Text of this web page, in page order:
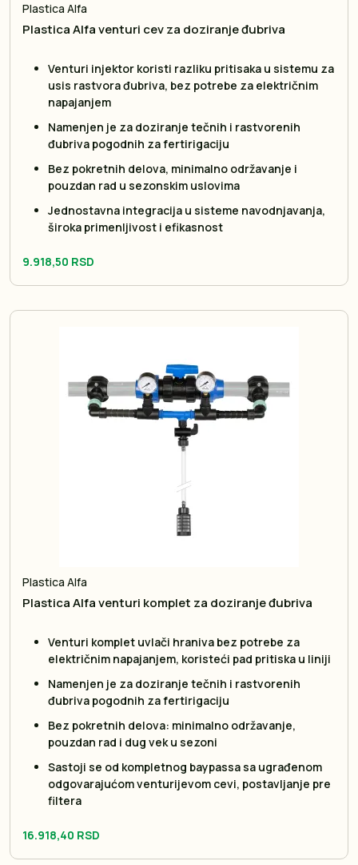
Plastica Alfa
Plastica Alfa venturi cev za doziranje đubriva
Venturi injektor koristi razliku pritisaka u sistemu za
usis rastvora đubriva, bez potrebe za električnim
napajanjem
Namenjen je za doziranje tečnih i rastvorenih
đubriva pogodnih za fertirigaciju
Bez pokretnih delova, minimalno održavanje i
pouzdan rad u sezonskim uslovima
Jednostavna integracija u sisteme navodnjavanja,
široka primenljivost i efikasnost
9.918,50 RSD
Plastica Alfa
Plastica Alfa venturi komplet za doziranje đubriva
Venturi komplet uvlači hraniva bez potrebe za
električnim napajanjem, koristeći pad pritiska u liniji
Namenjen je za doziranje tečnih i rastvorenih
đubriva pogodnih za fertirigaciju
Bez pokretnih delova: minimalno održavanje,
pouzdan rad i dug vek u sezoni
Sastoji se od kompletnog baypassa sa ugrađenom
odgovarajućom venturijevom cevi, postavljanje pre
filtera
16.918,40 RSD